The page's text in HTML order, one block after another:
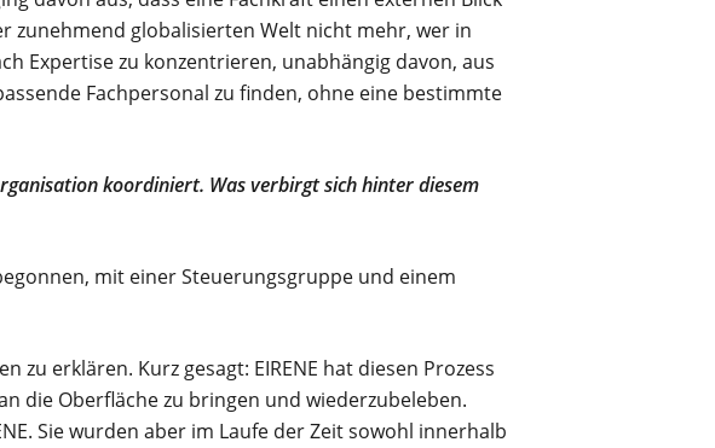
zunehmend globalisierten Welt nicht mehr, wer in
Expertise zu konzentrieren, unabhängig davon, aus
Fachpersonal zu finden, ohne eine bestimmte
koordiniert. Was verbirgt sich hinter diesem
mit einer Steuerungsgruppe und einem
zu erklären. Kurz gesagt: EIRENE hat diesen Prozess
die Oberfläche zu bringen und wiederzubeleben.
Sie wurden aber im Laufe der Zeit sowohl innerhalb